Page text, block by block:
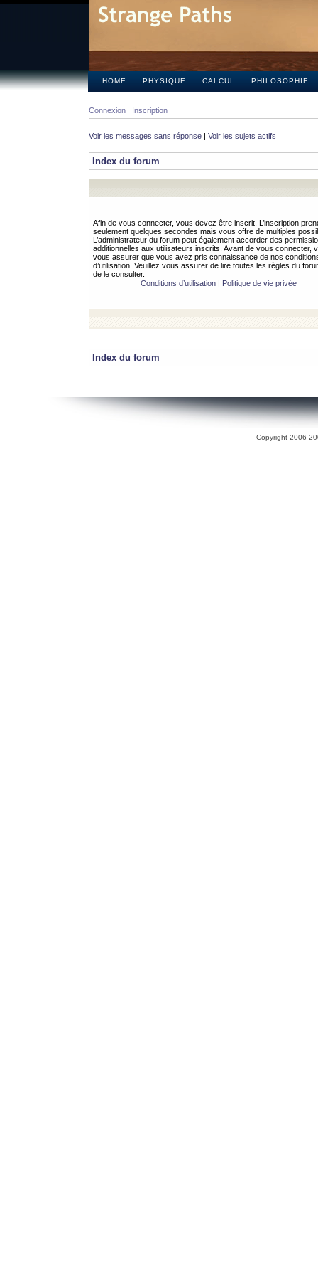
HOME PHYSIQUE CALCUL PHILOSOPHIE
Connexion Inscription
Voir les messages sans réponse | Voir les sujets actifs
Index du forum
Afin de vous connecter, vous devez être inscrit. L’inscription
seulement quelques secondes mais vous offre de multiples
L’administrateur du forum peut également accorder des
additionnelles aux utilisateurs inscrits. Avant de vous connecter,
vous assurer que vous avez pris connaissance de nos
d’utilisation. Veuillez vous assurer de lire toutes les règles du
de le consulter.
Conditions d’utilisation| Politique de vie privée
Index du forum
Copyright 2006-